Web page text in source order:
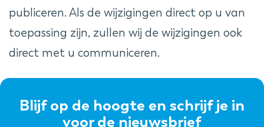
publiceren. Als de wijzigingen direct op u van
toepassing zijn, zullen wij de wijzigingen ook
direct met u communiceren.
Blijf op de hoogte en schrijf je in
voor de nieuwsbrief